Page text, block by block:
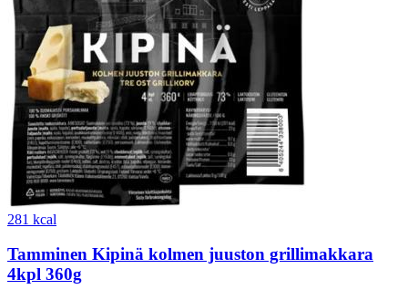
281 kcal
Tamminen Kipinä kolmen juuston grillimakkara
4kpl 360g